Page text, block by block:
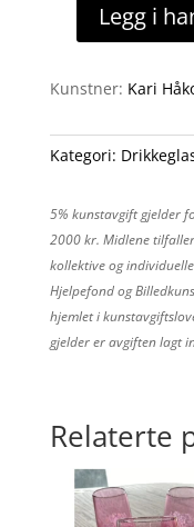
StableglassLegg i
Kunstner: Kari
Kategori:
5% kunstavgift gjelder
2000 kr. Midlene
kollektive og
Hjelpefond og
hjemlet i
gjelder er avgiften lagt
Relaterte